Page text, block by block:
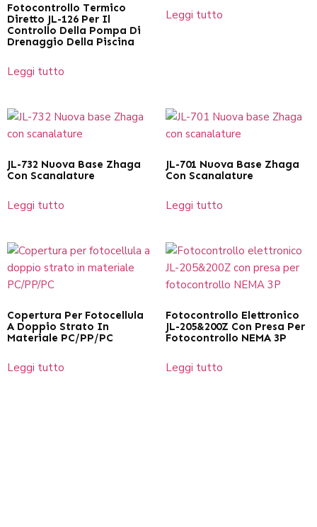
Fotocontrollo Termico
Diretto JL-126 Per Il
Controllo Della Pompa Di
Drenaggio Della Piscina
Leggi tutto
Leggi tutto
JL-732 Nuova Base Zhaga
Con Scanalature
Leggi tutto
JL-701 Nuova Base Zhaga
Con Scanalature
Leggi tutto
Copertura Per Fotocellula
A Doppio Strato In
Materiale PC/PP/PC
Leggi tutto
Fotocontrollo Elettronico
JL-205&200Z Con Presa Per
Fotocontrollo NEMA 3P
Leggi tutto